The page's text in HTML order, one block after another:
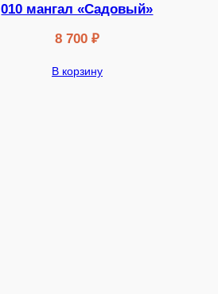
010 мангал «Садовый»
8 700 ₽
В корзину